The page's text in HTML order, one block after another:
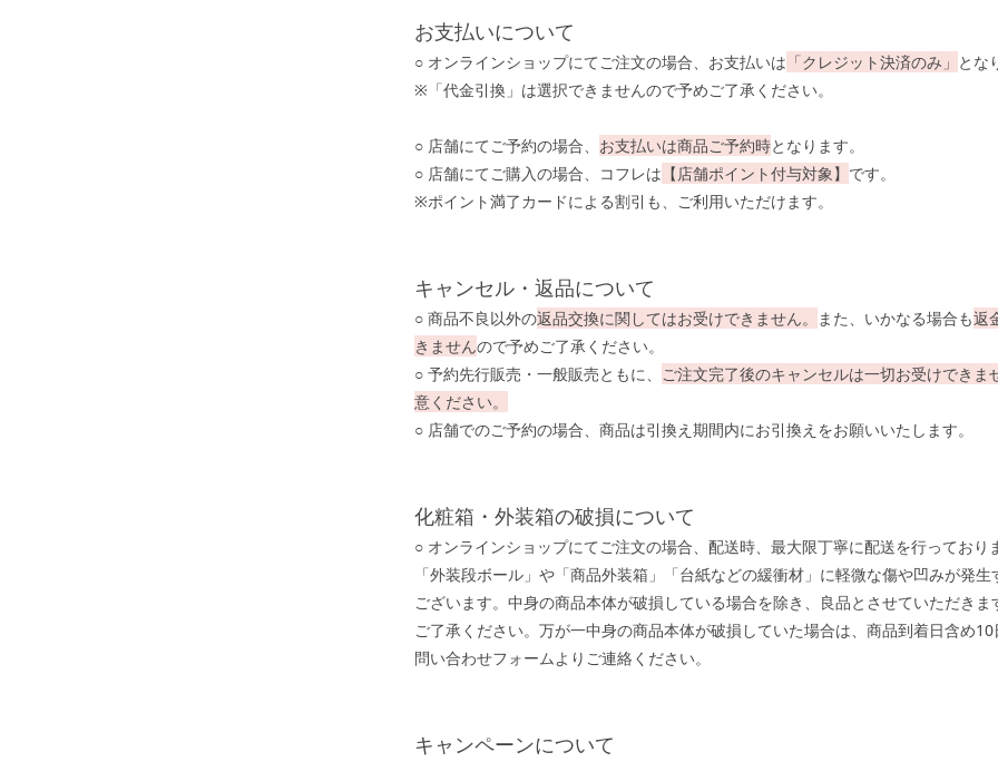
お支払いについて
○ オンラインショップにてご注文の場合、お支払いは 「クレジット決済のみ」 とな
※「代金引換」は選択できませんので予めご了承ください。
○ 店舗にてご予約の場合、 お支払いは商品ご予約時となります。
○ 店舗にてご購入の場合、コフレは 【店舗ポイント付与対象】 です。
※ポイント満了カードによる割引も、ご利用いただけます。
キャンセル・返品について
○ 商品不良以外の返品交換に関してはお受けできません。 また、いかなる場合も返
きませんので予めご了承ください。
○ 予約先行販売・一般販売ともに、
ご注文完了後のキャンセルは一切お受けできま
意ください。
○ 店舗でのご予約の場合、商品は引換え期間内にお引換えをお願いいたします。
化粧箱・外装箱の破損について
○ オンラインショップにてご注文の場合、配送時、最大限丁寧に配送を行っており
「外装段ボール」や「商品外装箱」「台紙などの緩衝材」に軽微な傷や凹みが発生
ございます。中身の商品本体が破損している場合を除き、良品とさせていただきま
ご了承ください。万が一中身の商品本体が破損していた場合は、商品到着日含め
問い合わせフォームよりご連絡ください。
キャンペーンについて